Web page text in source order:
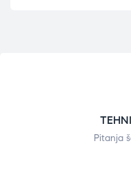
Pitanja